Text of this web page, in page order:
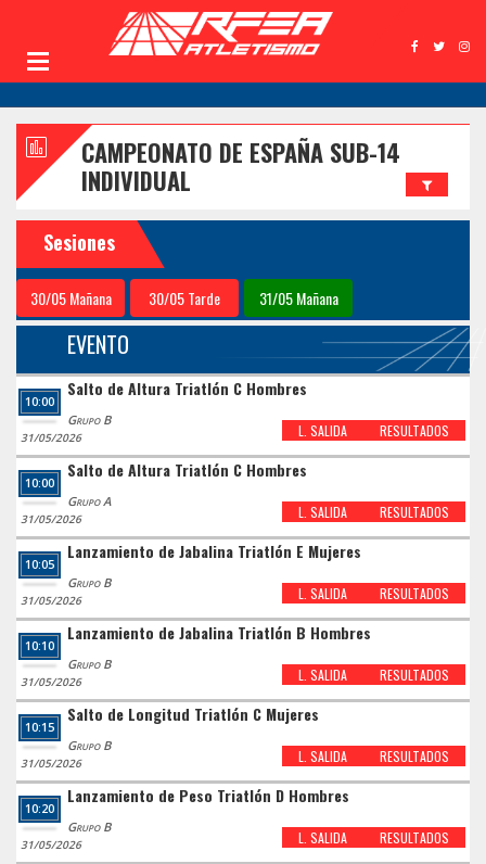
CAMPEONATO DE ESPAÑA SUB-14
INDIVIDUAL
Sesiones
30/05 Mañana 30/05 Tarde 31/05 Mañana
EVENTO
10:00
Salto de Altura Triatlón C Hombres
Grupo B
L. SALIDA RESULTADOS
31/05/2026
10:00
Salto de Altura Triatlón C Hombres
Grupo A
L. SALIDA RESULTADOS
31/05/2026
10:05
Lanzamiento de Jabalina Triatlón E Mujeres
Grupo B
L. SALIDA RESULTADOS
31/05/2026
10:10
Lanzamiento de Jabalina Triatlón B Hombres
Grupo B
L. SALIDA RESULTADOS
31/05/2026
10:15
Salto de Longitud Triatlón C Mujeres
Grupo B
L. SALIDA RESULTADOS
31/05/2026
10:20
Lanzamiento de Peso Triatlón D Hombres
Grupo B
L. SALIDA RESULTADOS
31/05/2026